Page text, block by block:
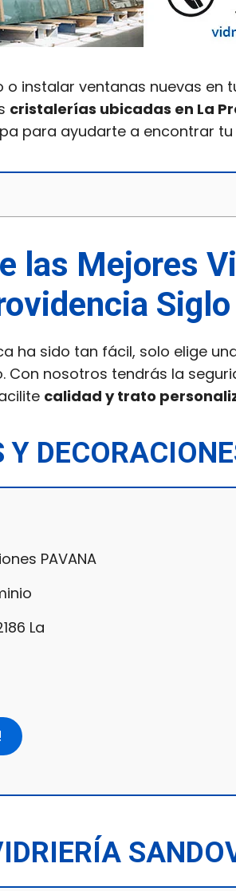
instalar ventanas nuevas en
cristalerías ubicadas en La
para ayudarte a encontrar
las Mejores
Siglo
ha sido tan fácil, solo elige
Con nosotros tendrás la
calidad y trato
Y
PAVANA
La